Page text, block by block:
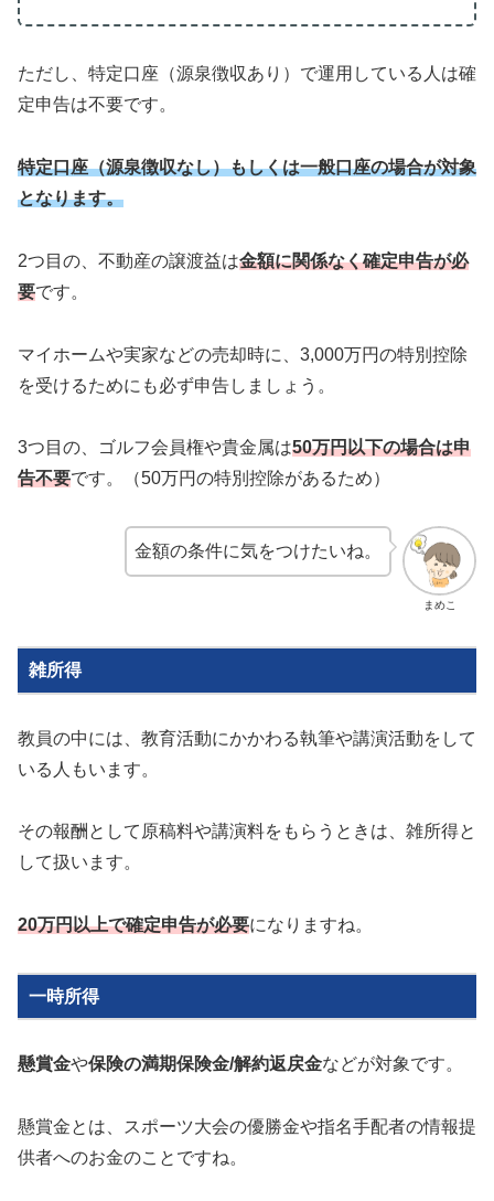
ただし、特定口座（源泉徴収あり）で運用している人は確
定申告は不要です。
特定口座（源泉徴収なし）もしくは一般口座の場合が対象
となります。
2つ目の、不動産の譲渡益は金額に関係なく確定申告が必
要です。
マイホームや実家などの売却時に、3,000万円の特別控除
を受けるためにも必ず申告しましょう。
3つ目の、ゴルフ会員権や貴金属は50万円以下の場合は申
告不要です。（50万円の特別控除があるため）
まめこ
金額の条件に気をつけたいね。
雑所得
教員の中には、教育活動にかかわる執筆や講演活動をして
いる人もいます。
その報酬として原稿料や講演料をもらうときは、雑所得と
して扱います。
20万円以上で確定申告が必要になりますね。
一時所得
懸賞金や保険の満期保険金/解約返戻金などが対象です。
懸賞金とは、スポーツ大会の優勝金や指名手配者の情報提
供者へのお金のことですね。